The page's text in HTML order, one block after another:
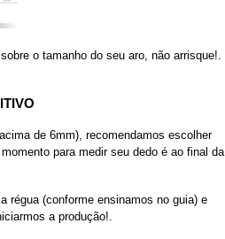
o tamanho do seu aro, não arrisque!.
de 6mm), recomendamos escolher
para medir seu dedo é ao final da
régua (conforme ensinamos no guia) e
a produção!.